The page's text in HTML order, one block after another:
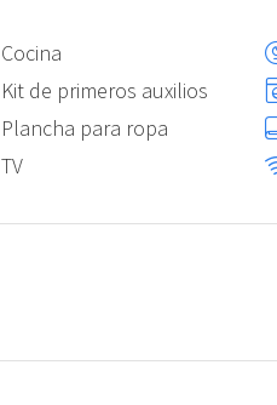
Cocina
Kit de primeros auxilios
Plancha para ropa
TV